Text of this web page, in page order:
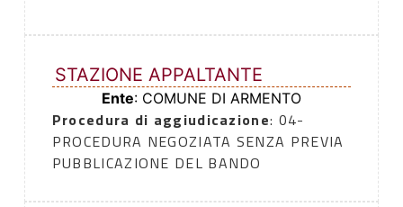
STAZIONE APPALTANTE
Ente: COMUNE DI ARMENTO
Procedura di aggiudicazione: 04-
PROCEDURA NEGOZIATA SENZA PREVIA
PUBBLICAZIONE DEL BANDO